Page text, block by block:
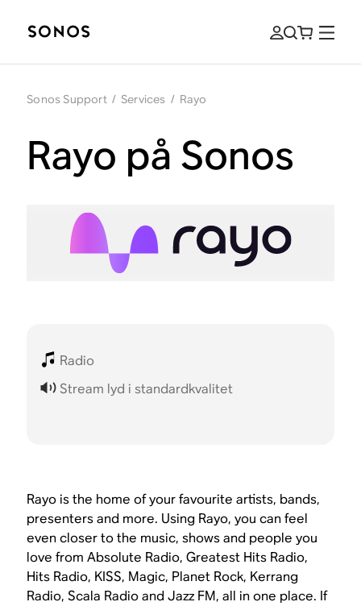
Sonos Support / Services / Rayo
Rayo på Sonos
Radio
Stream lyd i standardkvalitet
Rayo is the home of your favourite artists, bands,
presenters and more. Using Rayo, you can feel
even closer to the music, shows and people you
love from Absolute Radio, Greatest Hits Radio,
Hits Radio, KISS, Magic, Planet Rock, Kerrang
Radio, Scala Radio and Jazz FM, all in one place. If